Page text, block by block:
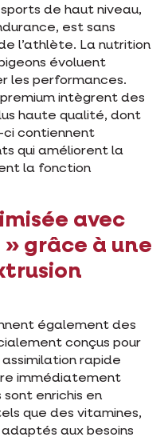
de haut niveau,
est sans
l’athlète. La nutrition
évoluent
les performances.
intègrent des
haute qualité, dont
ci contiennent
qui améliorent la
la fonction
avec
grâce à une
également des
conçus pour
rapide
immédiatement
sont enrichis en
que des vitamines,
aux besoins